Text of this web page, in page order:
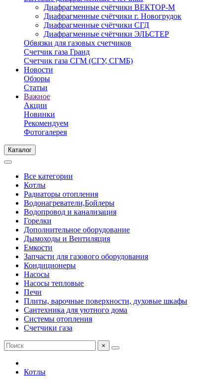
Диафрагменные счётчики ВЕКТОР-М
Диафрагменные счётчики г. Новогрудок
Диафрагменные счётчики СГД
Диафрагменные счётчики ЭЛЬСТЕР
Обвязки для газовых счетчиков
Счетчик газа Гранд
Счетчик газа СГМ (СГУ, СГМБ)
Новости
Обзоры
Статьи
Важное
Акции
Новинки
Рекомендуем
Фотогалерея
Каталог
Все категории
Котлы
Радиаторы отопления
Водонагреватели,Бойлеры
Водопровод и канализация
Горелки
Дополнительное оборудование
Дымоходы и Вентиляция
Емкости
Запчасти для газового оборудования
Кондиционеры
Насосы
Насосы тепловые
Печи
Плиты, варочные поверхности, духовые шкафы
Сантехника для уютного дома
Системы отопления
Счетчики газа
×
Котлы